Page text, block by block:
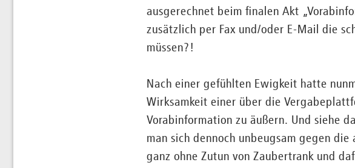
ausgerechnet beim finalen Akt
zusätzlich per Fax und/oder E-Mail die
müssen?!
Nach einer gefühlten Ewigkeit hatte
Wirksamkeit einer über die
Vorabinformation zu äußern. Und siehe
man sich dennoch unbeugsam gegen
ganz ohne Zutun von Zaubertrank und